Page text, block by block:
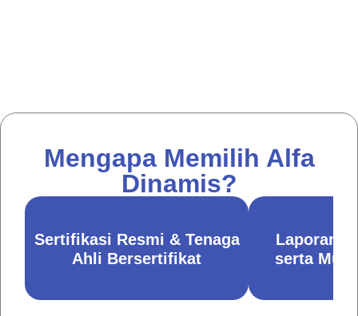
Mengapa Memilih Alfa
Dinamis?
Cepat, Akurat
Dipahami
Integrasi Layanan K3,
Inspeksi, Pelatihan, Serta